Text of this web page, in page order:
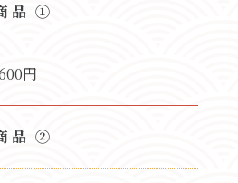
品 ①
円
品 ②